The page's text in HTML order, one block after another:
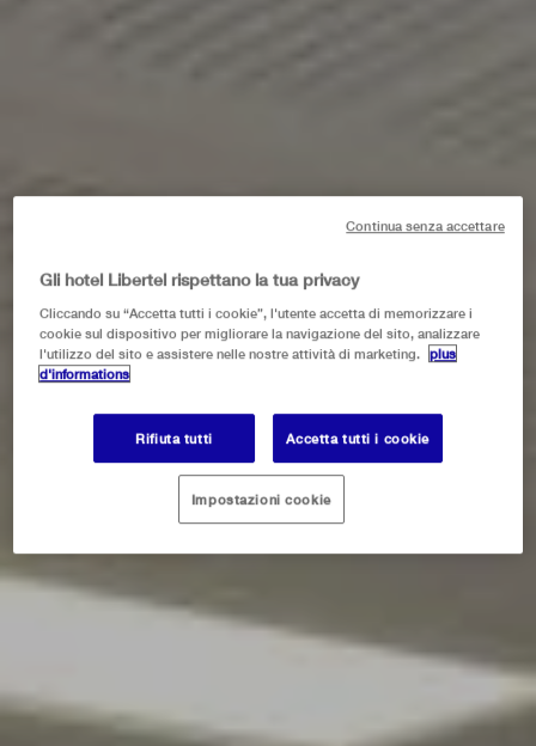
Gli hotel Libertel rispettano la tua privacy
Cliccando su “Accetta tutti i cookie”, l'utente accetta di memorizzare i
cookie sul dispositivo per migliorare la navigazione del sito, analizzare
l'utilizzo del sito e assistere nelle nostre attività di marketing.
plus
d'informations
Rifiuta tutti Accetta tutti i cookie
Impostazioni cookie
Continua senza accettare